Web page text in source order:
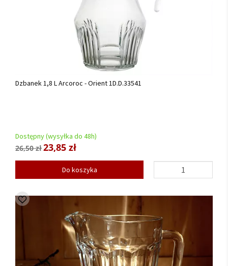
Dzbanek 1,8 L Arcoroc - Orient 1D.D.33541
Dostępny (wysyłka do 48h)
26,50 zł23,85 zł
Do koszyka